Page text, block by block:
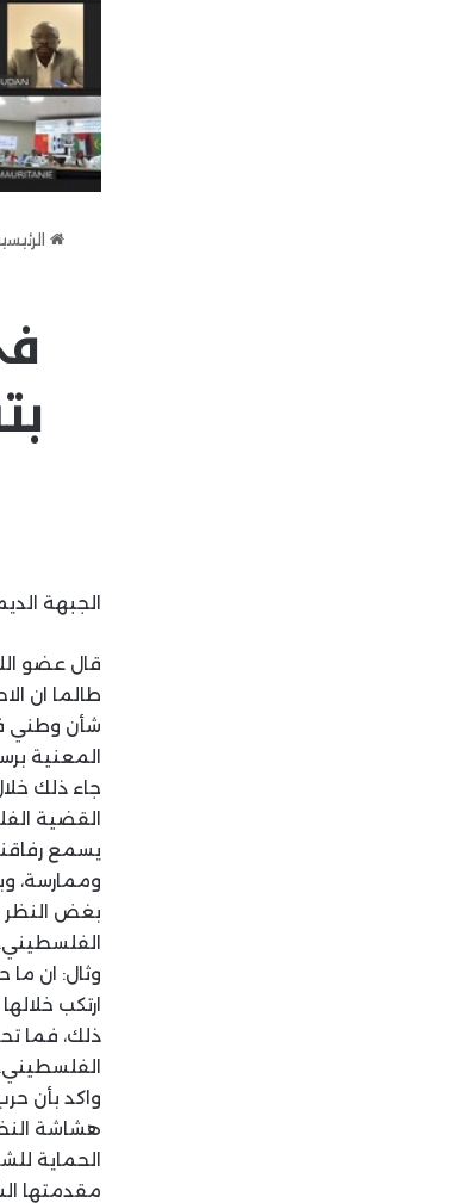
الجبهة
قال عضو
طالما ان
شأن وطني
المعنية
جاء ذلك
القضية
يسمع
وممارسة،
بغض النظر
الفلسطيني.
ارتكب
ذلك، فما
الفلسطيني.
واكد بأن
هشاشة
الحماية
مقدمتها